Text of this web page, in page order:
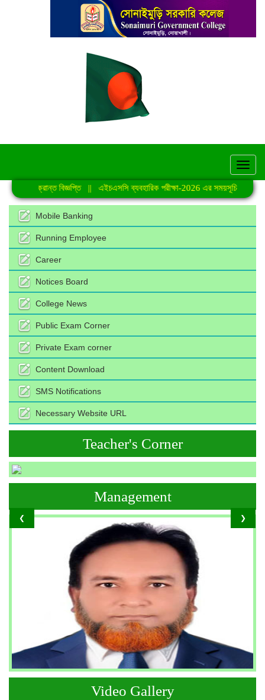
বিজ্ঞপ্তি||এইচএসসি ব্যবহারিক পরীক্ষা-2026 এর সময়সূচি||জুলাই
Mobile Banking
Running Employee
Career
Notices Board
College News
Public Exam Corner
Private Exam corner
Content Download
SMS Notifications
Necessary Website URL
Teacher's Corner
❮ ❯
Management
Video Gallery